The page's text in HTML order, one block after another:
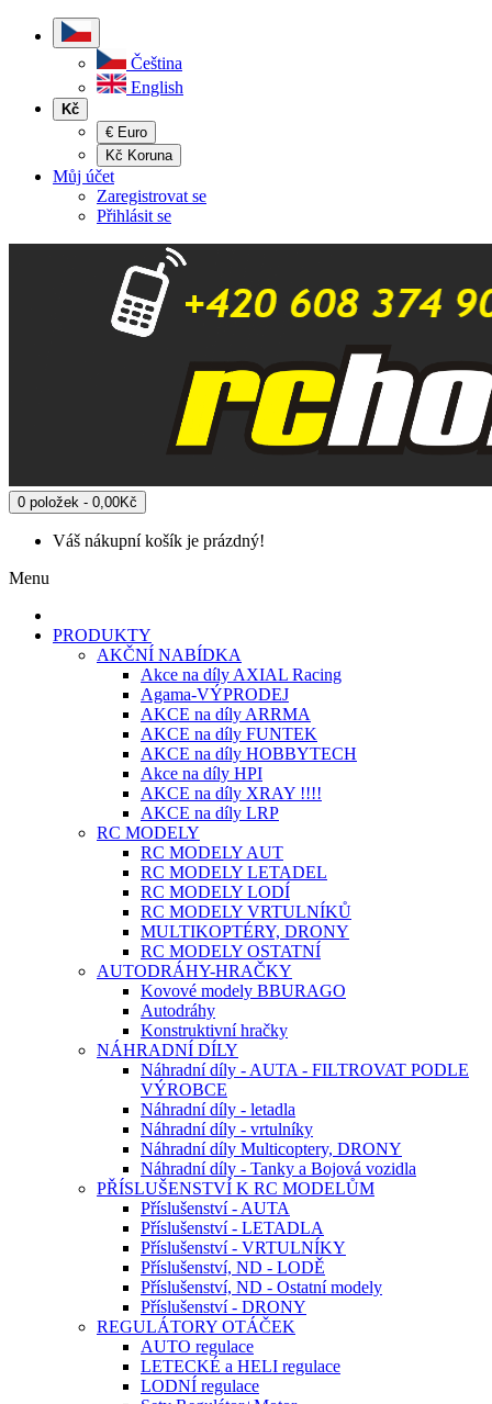
Čeština
English
Kč
€ Euro
Kč Koruna
Můj účet
Zaregistrovat se
Přihlásit se
0 položek - 0,00Kč
Váš nákupní košík je prázdný!
Menu
PRODUKTY
AKČNÍ NABÍDKA
Akce na díly AXIAL Racing
Agama-VÝPRODEJ
AKCE na díly ARRMA
AKCE na díly FUNTEK
AKCE na díly HOBBYTECH
Akce na díly HPI
AKCE na díly XRAY !!!!
AKCE na díly LRP
RC MODELY
RC MODELY AUT
RC MODELY LETADEL
RC MODELY LODÍ
RC MODELY VRTULNÍKŮ
MULTIKOPTÉRY, DRONY
RC MODELY OSTATNÍ
AUTODRÁHY-HRAČKY
Kovové modely BBURAGO
Autodráhy
Konstruktivní hračky
NÁHRADNÍ DÍLY
Náhradní díly - AUTA - FILTROVAT PODLE
VÝROBCE
Náhradní díly - letadla
Náhradní díly - vrtulníky
Náhradní díly Multicoptery, DRONY
Náhradní díly - Tanky a Bojová vozidla
PŘÍSLUŠENSTVÍ K RC MODELŮM
Příslušenství - AUTA
Příslušenství - LETADLA
Příslušenství - VRTULNÍKY
Příslušenství, ND - LODĚ
Příslušenství, ND - Ostatní modely
Příslušenství - DRONY
REGULÁTORY OTÁČEK
AUTO regulace
LETECKÉ a HELI regulace
LODNÍ regulace